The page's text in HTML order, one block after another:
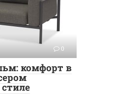
0
комфорт в